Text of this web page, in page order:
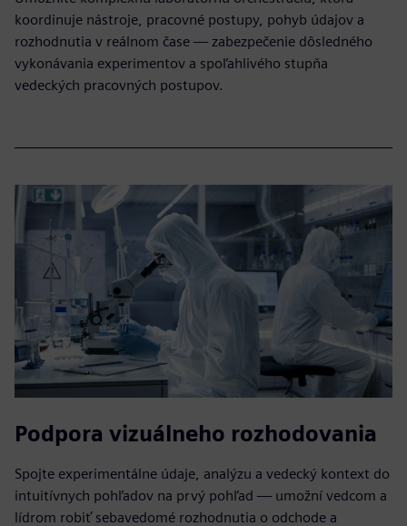
koordinuje nástroje, pracovné postupy, pohyb údajov a
rozhodnutia v reálnom čase — zabezpečenie dôsledného
vykonávania experimentov a spoľahlivého stupňa
vedeckých pracovných postupov.
Podpora vizuálneho rozhodovania
Spojte experimentálne údaje, analýzu a vedecký kontext do
intuitívnych pohľadov na prvý pohľad — umožní vedcom a
lídrom robiť sebavedomé rozhodnutia o odchode a